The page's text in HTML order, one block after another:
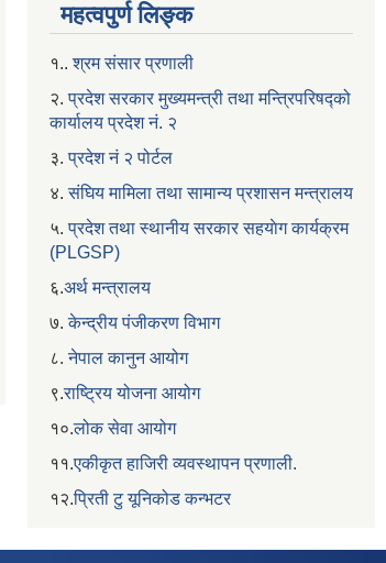
महत्वपुर्ण लिङ्क
१..श्रम संसार प्रणाली
२. प्रदेश सरकार मुख्यमन्त्री तथा मन्त्रिपरिषद्को
कार्यालय प्रदेश नं. २
३.प्रदेश नं २ पोर्टल
४.संघिय मामिला तथा सामान्य प्रशासन मन्त्रालय
५.प्रदेश तथा स्थानीय सरकार सहयाेग कार्यक्रम
(PLGSP)
६.अर्थ मन्त्रालय
७.केन्द्रीय पंजीकरण विभाग
८.नेपाल कानुन आयोग
९.राष्ट्रिय योजना आयोग
१०.लोक सेवा आयोग
११.एकीकृत हाजिरी व्यवस्थापन प्रणाली.
१२.प्रिती टु यूनिकोड कन्भटर